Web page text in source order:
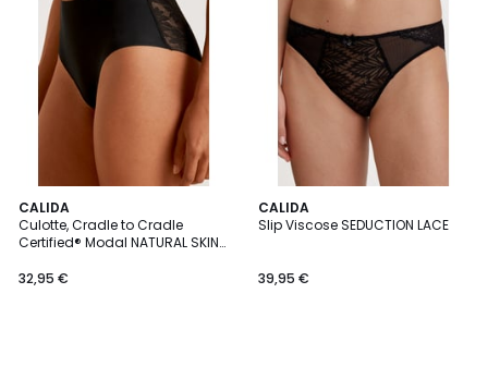
CALIDA
Culotte, Cradle to Cradle
Certified® Modal NATURAL SKIN
32,95 €
CALIDA
Slip Viscose SEDUCTION LACE
39,95 €